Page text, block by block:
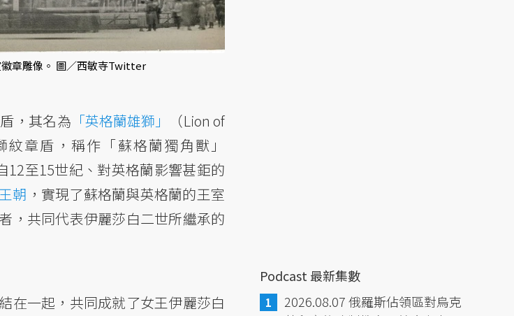
章雕像。 圖／西敏寺Twitter
，其名為 「英格蘭雄獅」
（Lion of
章盾，稱作「蘇格蘭獨角獸」
12至15世紀、對英格蘭影響甚鉅的
朝 ，實現了蘇格蘭與英格蘭的王室
，共同代表伊麗莎白二世所繼承的
在一起，共同成就了女王伊麗莎白
Podcast 最新集數
2026.08.07 俄羅斯佔領區對烏克